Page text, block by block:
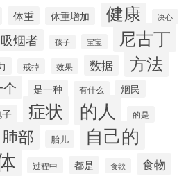
体重 体重增加 健康 决心
吸烟者 孩子 宝宝 尼古丁
戒掉 效果 数据 方法
是一种 有什么 烟民
子 症状 的人 的是
肺部 胎儿 自己的
过程中 都是 食欲 食物